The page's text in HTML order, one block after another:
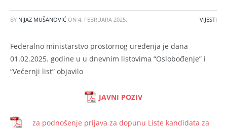
BY NIJAZ MUŠANOVIĆ ON 4. FEBRUARA 2025. VIJESTI
Federalno ministarstvo prostornog uređenja je dana
01.02.2025. godine u u dnevnim listovima “Oslobođenje” i
“Večernji list” objavilo
JAVNI POZIV
za podnošenje prijava za dopunu Liste kandidata za